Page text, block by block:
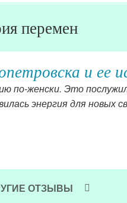
перемен
и ее
по-женски. Это
энергия для новых
ОТЗЫВЫ